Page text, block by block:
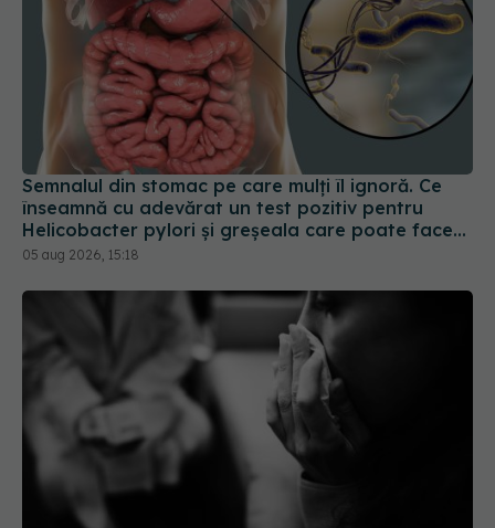
Semnalul din stomac pe care mulți îl ignoră. Ce
înseamnă cu adevărat un test pozitiv pentru
Helicobacter pylori și greșeala care poate face
tratamentul mult mai dificil
05 aug 2026, 15:18
7 lucruri pe care să nu i le spui unei persoane
aflate în doliu. Frazele care pot răni fără să îți dai
seama